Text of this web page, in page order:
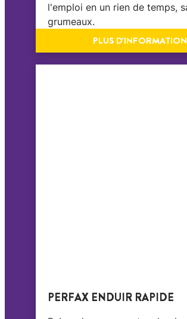
l'emploi en un rien de temps,
grumeaux.
PLUS
PERFAX ENDUIR RAPIDE